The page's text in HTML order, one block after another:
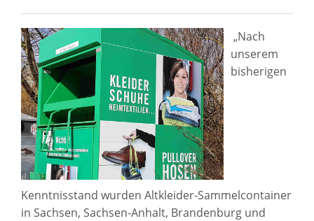
„Nach
unserem
bisherigen
Kenntnisstand wurden Altkleider-Sammelcontainer
in Sachsen, Sachsen-Anhalt, Brandenburg und